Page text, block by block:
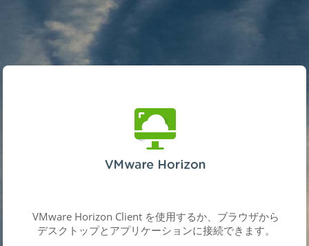
VMware Horizon Client を使用するか、ブラウザから
デスクトップとアプリケーションに接続できます。